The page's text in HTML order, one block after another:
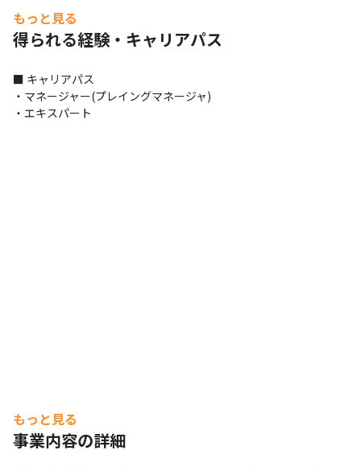
もっと見る
得られる経験・キャリアパス
■ キャリアパス
・マネージャー(プレイングマネージャ)
・エキスパート
もっと見る
事業内容の詳細